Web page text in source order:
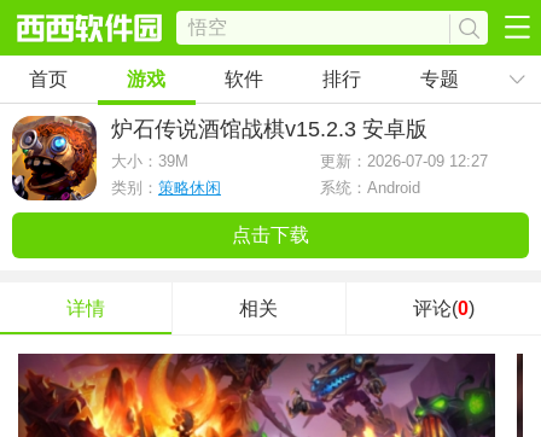
首页 游戏 软件 排行 专题
炉石传说酒馆战棋v15.2.3 安卓版
大小： 39M
更新：2026-07-09 12:27
类别： 策略休闲 系统：Android
点击下载
详情 相关 评论(0)